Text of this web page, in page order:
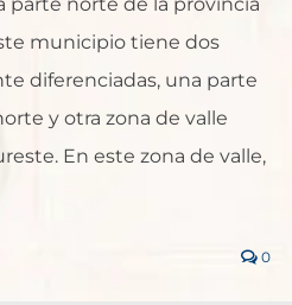
municipio tiene dos
diferenciadas, una parte
y otra zona de valle
En este zona de valle,
0